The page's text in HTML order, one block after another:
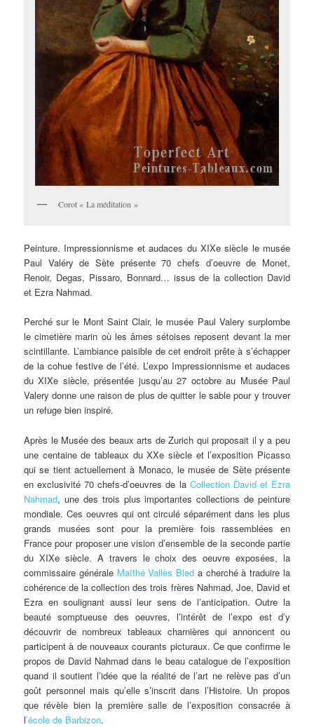
Corot « La méditation »
Peinture. Impressionnisme et audaces du XIXe siècle le musée
Paul Valéry de Sète présente 70 chefs d’oeuvre de Monet,
Renoir, Degas, Pissaro, Bonnard… issus de la collection David
et Ezra Nahmad.
Perché sur le Mont Saint Clair, le musée Paul Valery surplombe
le cimetière marin où les âmes sétoises reposent devant la mer
scintillante. L’ambiance paisible de cet endroit prête à s’échapper
de la cohue festive de l’été. L’expo Impressionnisme et audaces
du XIXe siècle, présentée jusqu’au 27 octobre au Musée Paul
Valery donne une raison de plus de quitter le sable pour y trouver
un refuge bien inspiré.
Après le Musée des beaux arts de Zurich qui proposait il y a peu
une centaine de tableaux du XXe siècle et l’exposition Picasso
qui se tient actuellement à Monaco, le musée de Sète présente
en exclusivité 70 chefs-d’oeuvres de la Collection David et Ezra
Nahmad, une des trois plus importantes collections de peinture
mondiale. Ces oeuvres qui ont circulé séparément dans les plus
grands musées sont pour la première fois rassemblées en
France pour proposer une vision d’ensemble de la seconde partie
du XIXe siècle. A travers le choix des oeuvre exposées, la
commissaire générale Maïthé Vallès Bled a cherché à traduire la
cohérence de la collection des trois frères Nahmad, Joe, David et
Ezra en soulignant aussi leur sens de l’anticipation. Outre la
beauté somptueuse des oeuvres, l’intérêt de l’expo est d’y
découvrir de nombreux tableaux charnières qui annoncent ou
participent à de nouveaux courants picturaux. Ce que confirme le
propos de David Nahmad dans le beau catalogue de l’exposition
quand il soutient l’idée que la réalité de l’art ne relève pas d’un
goût personnel mais qu’elle s’inscrit dans l’Histoire. Un propos
que révèle bien la première salle de l’exposition consacrée à
l’école de Barbizon.